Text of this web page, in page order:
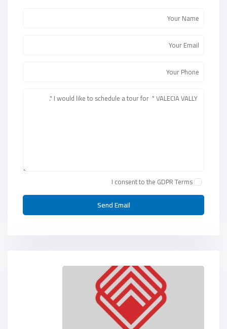
I consent to the GDPR Terms